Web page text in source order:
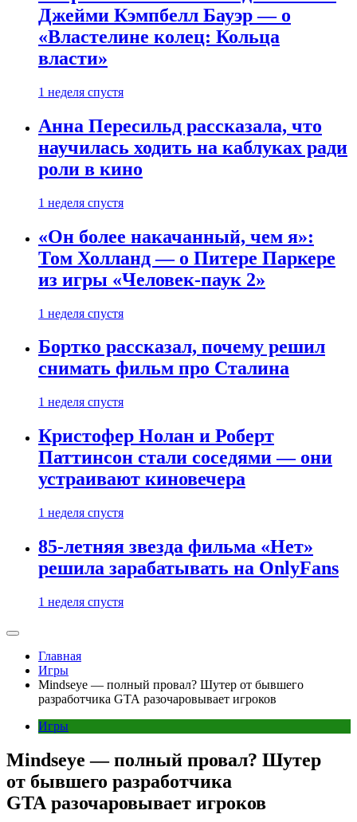
Джейми Кэмпбелл Бауэр — о
«Властелине колец: Кольца
власти»
1 неделя спустя
Анна Пересильд рассказала, что
научилась ходить на каблуках ради
роли в кино
1 неделя спустя
«Он более накачанный, чем я»:
Том Холланд — о Питере Паркере
из игры «Человек-паук 2»
1 неделя спустя
Бортко рассказал, почему решил
снимать фильм про Сталина
1 неделя спустя
Кристофер Нолан и Роберт
Паттинсон стали соседями — они
устраивают киновечера
1 неделя спустя
85-летняя звезда фильма «Нет»
решила зарабатывать на OnlyFans
1 неделя спустя
Главная
Игры
Mindseye — полный провал? Шутер от бывшего
разработчика GTA разочаровывает игроков
Игры
Mindseye — полный провал? Шутер
от бывшего разработчика
GTA разочаровывает игроков